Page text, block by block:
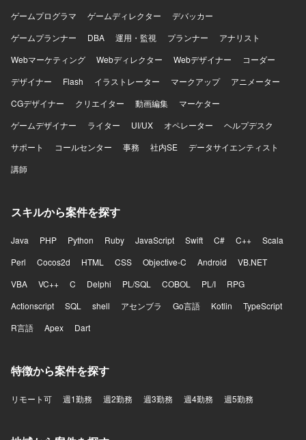
ゲームプログラマ
ゲームディレクター
デバッカー
ゲームプランナー
DBA 運用・監視 プランナー
アナリスト
Webマーケティング
Webディレクター Webデザイナー
コーダー
デザイナー
Flash イラストレーター マークアップ
アニメーター
CGデザイナー
クリエイター 動画編集
マーケター
ゲームデザイナー
ライター UI/UX オペレーター
ヘルプデスク
サポート
コールセンター 事務 社内SE
データサイエンティスト
講師
スキルから案件を探す
Java PHP Python Ruby JavaScript Swift C# C++
Scala
Perl
Cocos2d HTML CSS Objective-C Android
VB.NET
VBA
VC++ C Delphi PL/SQL COBOL PL/I
RPG
Actionscript
SQL shell アセンブラ Go言語 Kotlin
TypeScript
R言語
Apex Dart
特徴から案件を探す
リモート可 週1勤務 週2勤務 週3勤務 週4勤務 週5勤務